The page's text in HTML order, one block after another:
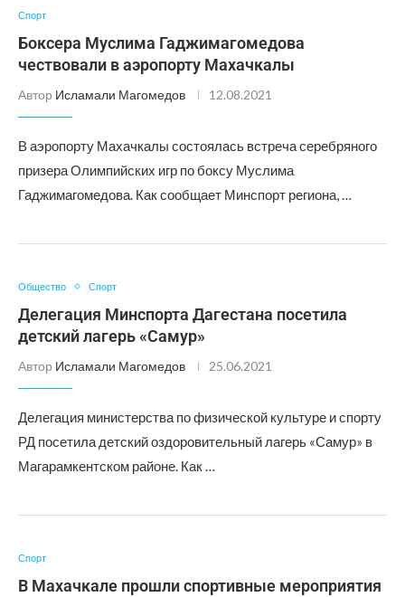
Спорт
Боксера Муслима Гаджимагомедова
чествовали в аэропорту Махачкалы
Автор Исламали Магомедов 12.08.2021
В аэропорту Махачкалы состоялась встреча серебряного
призера Олимпийских игр по боксу Муслима
Гаджимагомедова. Как сообщает Минспорт региона, …
Общество Спорт
Делегация Минспорта Дагестана посетила
детский лагерь «Самур»
Автор Исламали Магомедов 25.06.2021
Делегация министерства по физической культуре и спорту
РД посетила детский оздоровительный лагерь «Самур» в
Магарамкентском районе. Как …
Спорт
В Махачкале прошли спортивные мероприятия